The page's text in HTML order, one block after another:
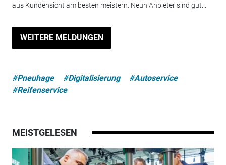
aus Kundensicht am besten meistern. Neun Anbieter sind gut...
WEITERE MELDUNGEN
#Pneuhage #Digitalisierung
#Autoservice
#Reifenservice
MEISTGELESEN